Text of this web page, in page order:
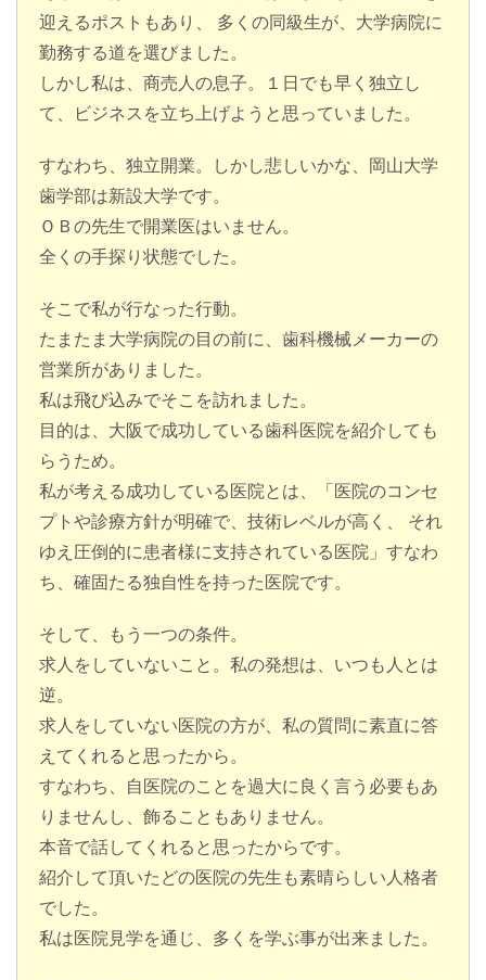
迎えるポストもあり、 多くの同級生が、大学病院に
勤務する道を選びました。
しかし私は、商売人の息子。１日でも早く独立し
て、ビジネスを立ち上げようと思っていました。
すなわち、独立開業。しかし悲しいかな、岡山大学
歯学部は新設大学です。
ＯＢの先生で開業医はいません。
全くの手探り状態でした。
そこで私が行なった行動。
たまたま大学病院の目の前に、歯科機械メーカーの
営業所がありました。
私は飛び込みでそこを訪れました。
目的は、大阪で成功している歯科医院を紹介しても
らうため。
私が考える成功している医院とは、「医院のコンセ
プトや診療方針が明確で、技術レベルが高く、 それ
ゆえ圧倒的に患者様に支持されている医院」すなわ
ち、確固たる独自性を持った医院です。
そして、もう一つの条件。
求人をしていないこと。私の発想は、いつも人とは
逆。
求人をしていない医院の方が、私の質問に素直に答
えてくれると思ったから。
すなわち、自医院のことを過大に良く言う必要もあ
りませんし、飾ることもありません。
本音で話してくれると思ったからです。
紹介して頂いたどの医院の先生も素晴らしい人格者
でした。
私は医院見学を通じ、多くを学ぶ事が出来ました。